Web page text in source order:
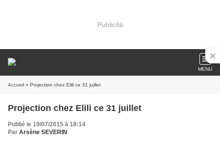
Publicité
MENU
Accueil » Projection chez Elili ce 31 juillet
Projection chez Elili ce 31 juillet
Publié le 19/07/2015 à 18:14
Par Arsène SEVERIN